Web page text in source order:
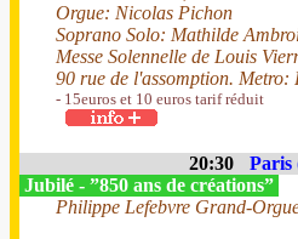
Orgue: Nicolas Pichon
Soprano Solo: Mathilde
Messe Solennelle de Louis
90 rue de l'assomption. Metro:
- 15euros et 10 euros tarif réduit
20:30 Paris
Jubilé - ”850 ans de créations”
Philippe Lefebvre Grand-